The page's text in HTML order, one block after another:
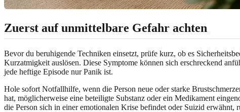
Zuerst auf unmittelbare Gefahr achten
Bevor du beruhigende Techniken einsetzt, prüfe kurz, ob es
Kurzatmigkeit auslösen. Diese Symptome können sich erschreckend
jede heftige Episode nur Panik ist.
Hole sofort Notfallhilfe, wenn die Person neue oder starke
hat, möglicherweise eine beteiligte Substanz oder ein Medikament
die Person sich in einer emotionalen Krise befindet oder Suizid